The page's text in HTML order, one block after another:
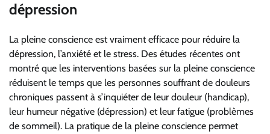
dépression
La pleine conscience est vraiment efficace pour réduire la
dépression, l’anxiété et le stress. Des études récentes ont
montré que les interventions basées sur la pleine conscience
réduisent le temps que les personnes souffrant de douleurs
chroniques passent à s’inquiéter de leur douleur (handicap),
leur humeur négative (dépression) et leur fatigue (problèmes
de sommeil). La pratique de la pleine conscience permet